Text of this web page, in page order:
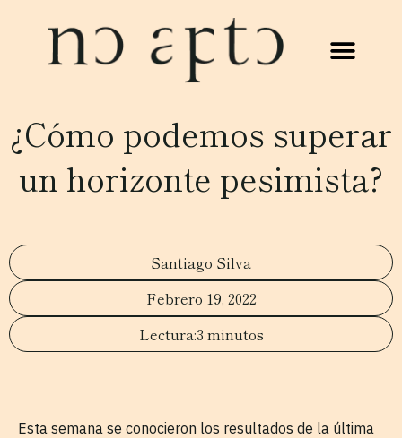
¿Cómo podemos superar
un horizonte pesimista?
Santiago Silva
Febrero 19, 2022
3 minutos
Esta semana se conocieron los resultados de la última